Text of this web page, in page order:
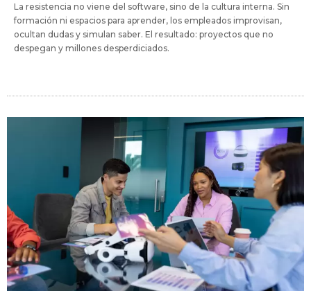
La resistencia no viene del software, sino de la cultura interna. Sin
formación ni espacios para aprender, los empleados improvisan,
ocultan dudas y simulan saber. El resultado: proyectos que no
despegan y millones desperdiciados.